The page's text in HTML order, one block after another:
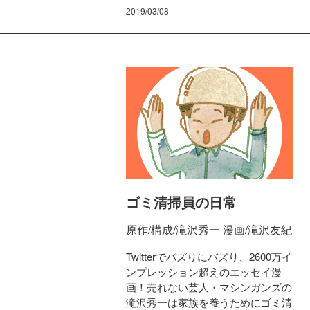
2019/03/08
ゴミ清掃員の日常
原作/構成/滝沢秀一 漫画/滝沢友紀
Twitterでバズりにバズり、2600万イ
ンプレッション超えのエッセイ漫
画！売れない芸人・マシンガンズの
滝沢秀一は家族を養うためにゴミ清